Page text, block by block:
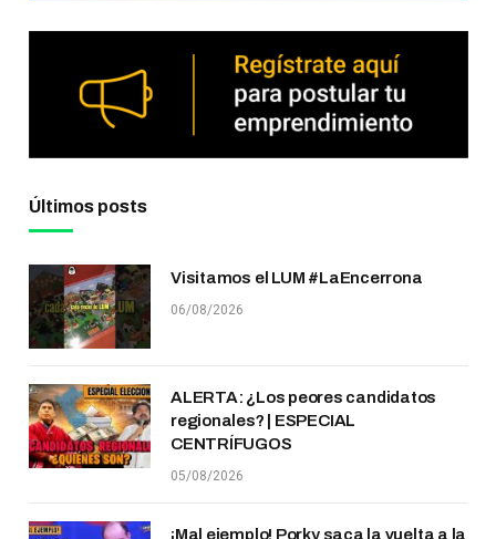
Últimos posts
Visitamos el LUM #LaEncerrona
06/08/2026
ALERTA: ¿Los peores candidatos
regionales? | ESPECIAL
CENTRÍFUGOS
05/08/2026
¡Mal ejemplo! Porky saca la vuelta a la